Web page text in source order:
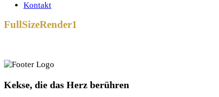
Kontakt
FullSizeRender1
Kekse, die das Herz berühren